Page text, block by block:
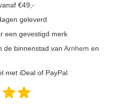
€49,-
geleverd
een gevestigd merk
de binnenstad van Arnhem en
met iDeal of PayPal